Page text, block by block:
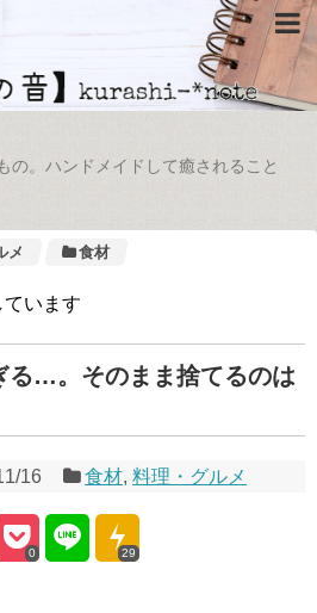
の。ハンドメイドして癒されること
メ 食材
います
る…。そのまま捨てるのは
16 食材,料理・グルメ
0 29